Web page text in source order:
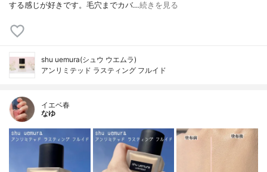
する感じが好きです。毛穴までカバ…続きを見る
shu uemura(シュウ ウエムラ)
アンリミテッド ラスティング フルイド
イエベ春
なゆ